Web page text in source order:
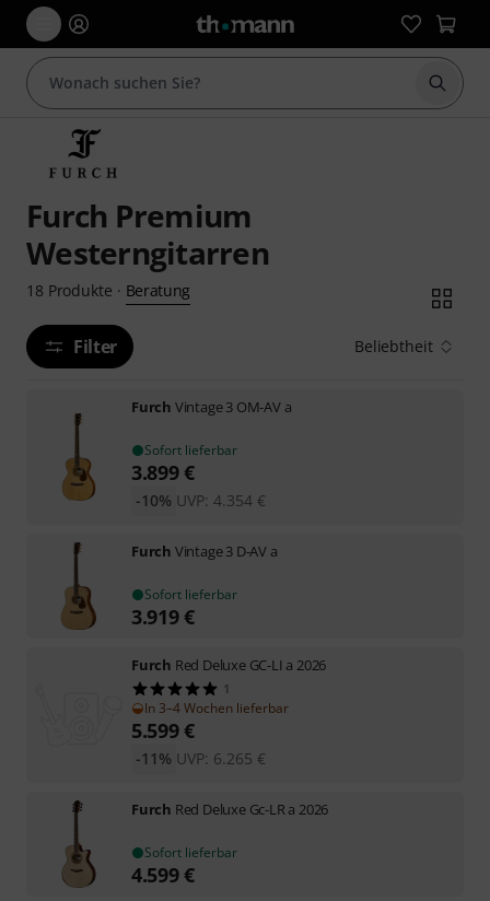
Suche
Furch Premium
Westerngitarren
18 Produkte · Beratung
Filter Beliebtheit
Furch Vintage 3 OM-AV a
Sofort lieferbar
3.899€
UVP: 4.354 €
-10%
Furch Vintage 3 D-AV a
Sofort lieferbar
3.919€
Furch Red Deluxe GC-LI a 2026
1
In 3–4 Wochen lieferbar
5.599€
UVP: 6.265 €
-11%
Furch Red Deluxe Gc-LR a 2026
Sofort lieferbar
4.599€